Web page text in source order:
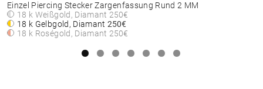
Einzel Piercing Stecker Zargenfassung Rund 2 MM
18 k Weißgold, Diamant 250€
18 k Gelbgold, Diamant250€
18 k Roségold, Diamant 250€